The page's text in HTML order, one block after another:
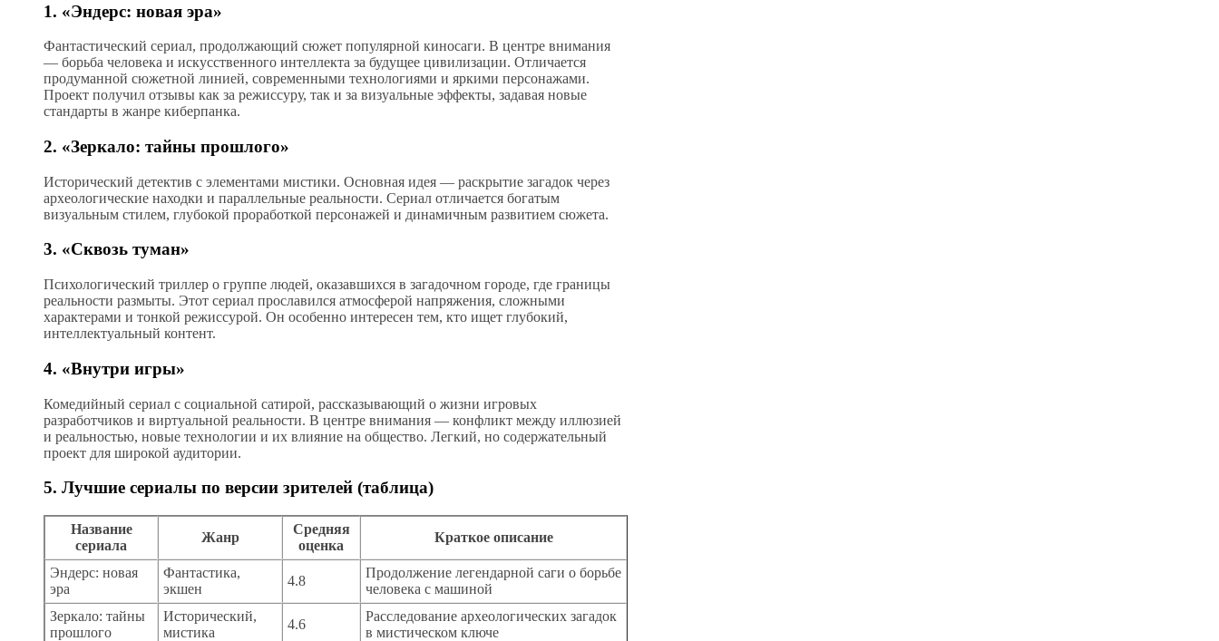
1. «Эндерс: новая эра»
Фантастический сериал, продолжающий сюжет популярной киносаги. В центре внимания
— борьба человека и искусственного интеллекта за будущее цивилизации. Отличается
продуманной сюжетной линией, современными технологиями и яркими персонажами.
Проект получил отзывы как за режиссуру, так и за визуальные эффекты, задавая новые
стандарты в жанре киберпанка.
2. «Зеркало: тайны прошлого»
Исторический детектив с элементами мистики. Основная идея — раскрытие загадок через
археологические находки и параллельные реальности. Сериал отличается богатым
визуальным стилем, глубокой проработкой персонажей и динамичным развитием сюжета.
3. «Сквозь туман»
Психологический триллер о группе людей, оказавшихся в загадочном городе, где границы
реальности размыты. Этот сериал прославился атмосферой напряжения, сложными
характерами и тонкой режиссурой. Он особенно интересен тем, кто ищет глубокий,
интеллектуальный контент.
4. «Внутри игры»
Комедийный сериал с социальной сатирой, рассказывающий о жизни игровых
разработчиков и виртуальной реальности. В центре внимания — конфликт между иллюзией
и реальностью, новые технологии и их влияние на общество. Легкий, но содержательный
проект для широкой аудитории.
5. Лучшие сериалы по версии зрителей (таблица)
Название
сериала
Жанр
Средняя
оценка
Краткое описание
Эндерс: новая
эра
Фантастика,
экшен
4.8
Продолжение легендарной саги о борьбе
человека с машиной
Зеркало: тайны
прошлого
Исторический,
мистика
4.6
Расследование археологических загадок
в мистическом ключе